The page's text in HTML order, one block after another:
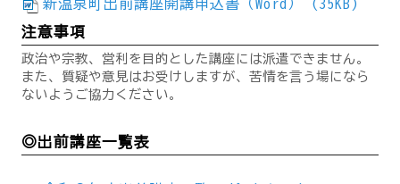
新温泉町出前講座開講申込書（Word） (35KB)
注意事項
政治や宗教、営利を目的とした講座には派遣できません。
また、質疑や意見はお受けしますが、苦情を言う場になら
ないようご協力ください。
◎出前講座一覧表